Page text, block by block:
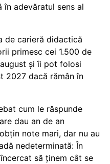
adevăratul sens al
de carieră didactică
primesc cei 1.500 de
și îi pot folosi
2027 dacă rămân în
cum le răspunde
dau an de an
note mari, dar nu au
nedeterminată: În
să ținem cât se